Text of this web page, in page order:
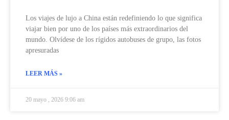
Los viajes de lujo a China están redefiniendo lo que significa
viajar bien por uno de los países más extraordinarios del
mundo. Olvídese de los rígidos autobuses de grupo, las fotos
apresuradas
LEER MÁS »
20 mayo , 2026 9:06 am